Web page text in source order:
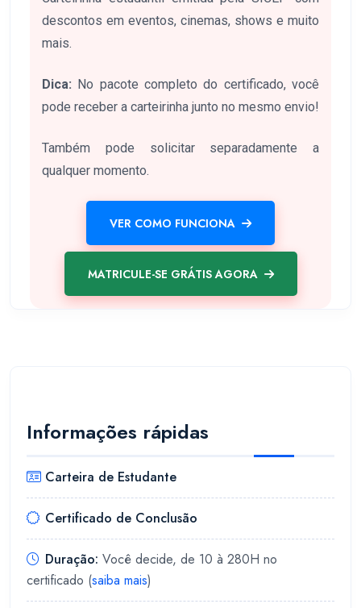
descontos em eventos, cinemas, shows e muito
mais.
Dica: No pacote completo do certificado, você
pode receber a carteirinha junto no mesmo envio!
Também pode solicitar separadamente a
qualquer momento.
VER COMO FUNCIONA
MATRICULE-SE GRÁTIS AGORA
Informações rápidas
Carteira de Estudante
Certificado de Conclusão
Duração: Você decide, de 10 à 280H no
certificado (saiba mais)